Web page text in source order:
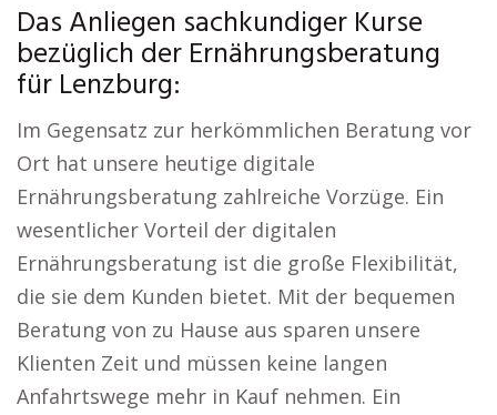
Das Anliegen sachkundiger Kurse
bezüglich der Ernährungsberatung
für Lenzburg:
Im Gegensatz zur herkömmlichen Beratung vor
Ort hat unsere heutige digitale
Ernährungsberatung zahlreiche Vorzüge. Ein
wesentlicher Vorteil der digitalen
Ernährungsberatung ist die große Flexibilität,
die sie dem Kunden bietet. Mit der bequemen
Beratung von zu Hause aus sparen unsere
Klienten Zeit und müssen keine langen
Anfahrtswege mehr in Kauf nehmen. Ein